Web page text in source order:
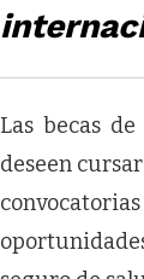
Las becas
deseen